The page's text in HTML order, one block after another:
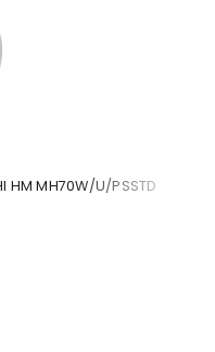
HM MH70W/U/PSSTD